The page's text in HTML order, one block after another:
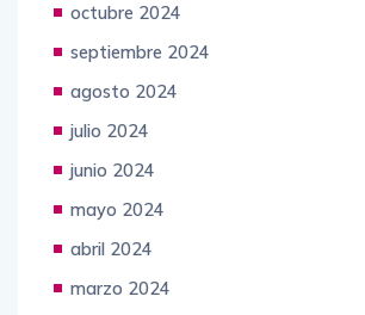
octubre 2024
septiembre 2024
agosto 2024
julio 2024
junio 2024
mayo 2024
abril 2024
marzo 2024